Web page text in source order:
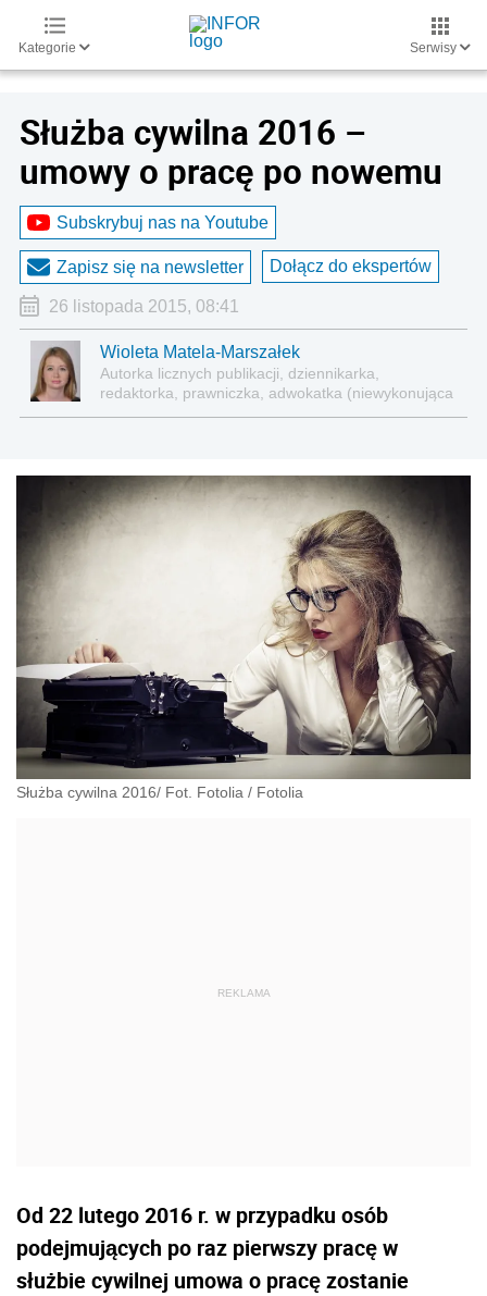
Kategorie Serwisy
Służba cywilna 2016 –
umowy o pracę po nowemu
Subskrybuj nas na Youtube
Zapisz się na newsletter Dołącz do ekspertów
26 listopada 2015, 08:41
Wioleta Matela-Marszałek
Autorka licznych publikacji, dziennikarka,
redaktorka, prawniczka, adwokatka (niewykonująca
Służba cywilna 2016/ Fot. Fotolia / Fotolia
Od 22 lutego 2016 r. w przypadku osób
podejmujących po raz pierwszy pracę w
służbie cywilnej umowa o pracę zostanie